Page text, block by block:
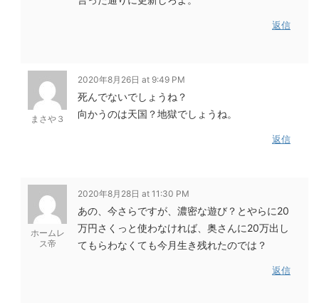
返信
まさや３
2020年8月26日 at 9:49 PM
死んでないでしょうね？
向かうのは天国？地獄でしょうね。
返信
ホームレ
ス帝
2020年8月28日 at 11:30 PM
あの、今さらですが、濃密な遊び？とやらに20
万円さくっと使わなければ、奥さんに20万出し
てもらわなくても今月生き残れたのでは？
返信